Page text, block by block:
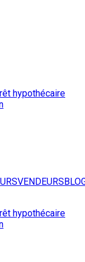
hypothécaire
VENDEURS
hypothécaire